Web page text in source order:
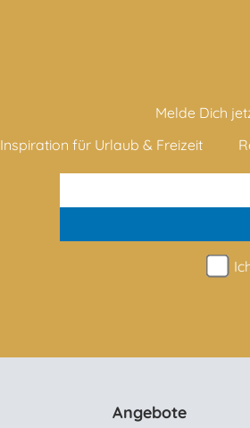
Melde Dich
Inspiration für Urlaub & Freizeit
Angebote